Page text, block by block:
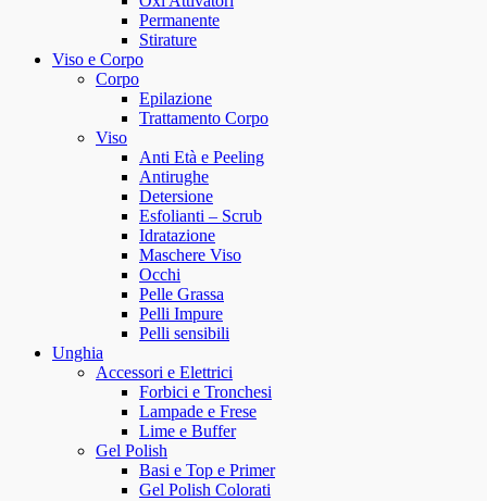
Permanente
Stirature
Viso e Corpo
Corpo
Epilazione
Trattamento Corpo
Viso
Anti Età e Peeling
Antirughe
Detersione
Esfolianti – Scrub
Idratazione
Maschere Viso
Occhi
Pelle Grassa
Pelli Impure
Pelli sensibili
Unghia
Accessori e Elettrici
Forbici e Tronchesi
Lampade e Frese
Lime e Buffer
Gel Polish
Basi e Top e Primer
Gel Polish Colorati